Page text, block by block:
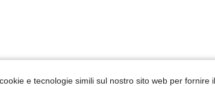
e tecnologie simili sul nostro sito web per fornire